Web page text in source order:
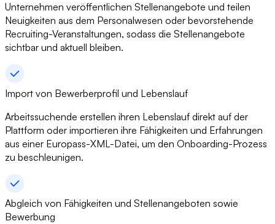
Unternehmen veröffentlichen Stellenangebote und teilen
Neuigkeiten aus dem Personalwesen oder bevorstehende
Recruiting-Veranstaltungen, sodass die Stellenangebote
sichtbar und aktuell bleiben.
Import von Bewerberprofil und Lebenslauf
Arbeitssuchende erstellen ihren Lebenslauf direkt auf der
Plattform oder importieren ihre Fähigkeiten und Erfahrungen
aus einer Europass-XML-Datei, um den Onboarding-Prozess
zu beschleunigen.
Abgleich von Fähigkeiten und Stellenangeboten sowie
Bewerbung